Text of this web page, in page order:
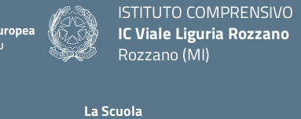
ISTITUTO COMPRENSIVO
IC Viale Liguria Rozzano
Rozzano (MI)
La Scuola